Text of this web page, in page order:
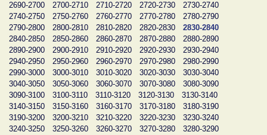
2690-2700
2700-2710 2710-2720 2720-2730
2730-2740
2740-2750
2750-2760 2760-2770 2770-2780
2780-2790
2790-2800
2800-2810 2810-2820 2820-2830
2830-2840
2840-2850
2850-2860 2860-2870 2870-2880
2880-2890
2890-2900
2900-2910 2910-2920 2920-2930
2930-2940
2940-2950
2950-2960 2960-2970 2970-2980
2980-2990
2990-3000
3000-3010 3010-3020 3020-3030
3030-3040
3040-3050
3050-3060 3060-3070 3070-3080
3080-3090
3090-3100
3100-3110 3110-3120 3120-3130
3130-3140
3140-3150
3150-3160 3160-3170 3170-3180
3180-3190
3190-3200
3200-3210 3210-3220 3220-3230
3230-3240
3240-3250
3250-3260 3260-3270 3270-3280
3280-3290